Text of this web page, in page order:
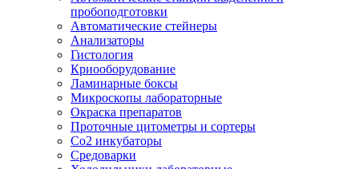
пробоподготовки
Автоматические стейнеры
Анализаторы
Гистология
Криооборудование
Ламинарные боксы
Микроскопы лабораторные
Окраска препаратов
Проточные цитометры и сортеры
Со2 инкубаторы
Средоварки